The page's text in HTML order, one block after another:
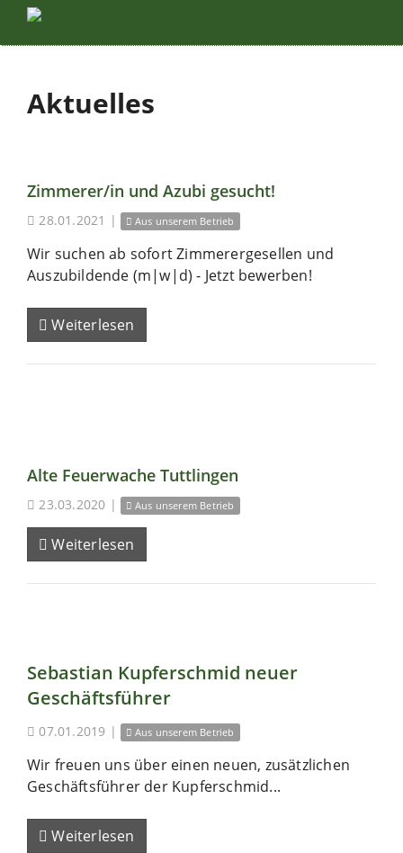
Aktuelles
Zimmerer/in und Azubi gesucht!
28.01.2021 | Aus unserem Betrieb
Wir suchen ab sofort Zimmerergesellen und
Auszubildende (m|w|d) - Jetzt bewerben!
Weiterlesen
Alte Feuerwache Tuttlingen
23.03.2020 | Aus unserem Betrieb
Weiterlesen
Sebastian Kupferschmid neuer
Geschäftsführer
07.01.2019 | Aus unserem Betrieb
Wir freuen uns über einen neuen, zusätzlichen
Geschäftsführer der Kupferschmid...
Weiterlesen